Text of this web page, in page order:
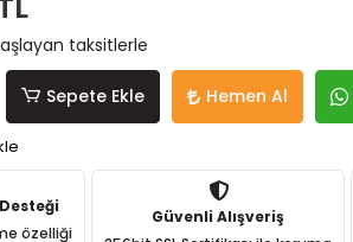
taksitlerle
Sepete Ekle Hemen Al
özelliği
Güvenli Alışveriş